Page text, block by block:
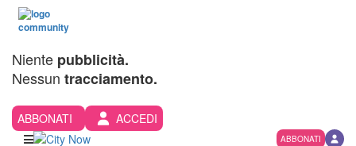
Niente pubblicità.
Nessun tracciamento.
ABBONATI ACCEDI
ABBONATI